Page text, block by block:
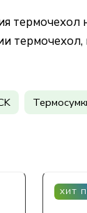
термочехол,
ХИТ